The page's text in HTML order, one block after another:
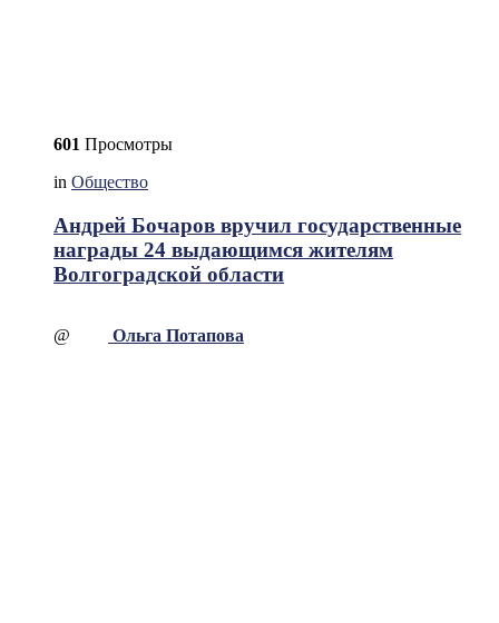
601 Просмотры
in Общество
Андрей Бочаров вручил государственные
награды 24 выдающимся жителям
Волгоградской области
@ Ольга Потапова